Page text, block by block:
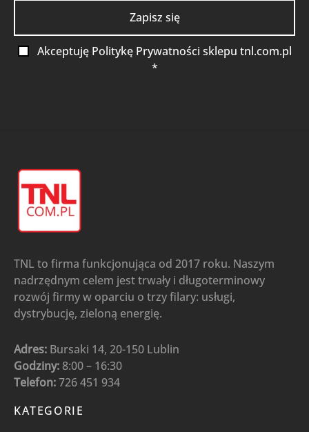
Akceptuję Politykę Prywatności sklepu tnl.com.pl
*
TNL to firma funkcjonująca od 2017 roku. Naszym
nadrzędnym celem jest trwały i długoterminowy
rozwój firmy w oparciu o trzy filary: usługi,
dystrybucję, zieloną energię.
Adres: Bursaki 14, 20-150 Lublin
Godziny: 8:00 – 16:30
Telefon:726 451 934
KATEGORIE